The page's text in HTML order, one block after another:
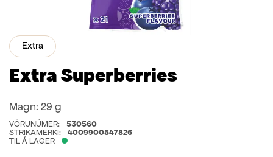
Extra
Extra Superberries
Magn: 29 g
VÖRUNÚMER:
530560
STRIKAMERKI:
4009900547826
TIL Á LAGER